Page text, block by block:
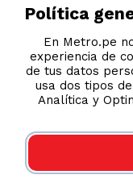
COMPRAS 100%
Política
En Metro.pe
experiencia de
de tus datos
usa dos tipos
Analítica y